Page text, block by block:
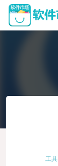
工具